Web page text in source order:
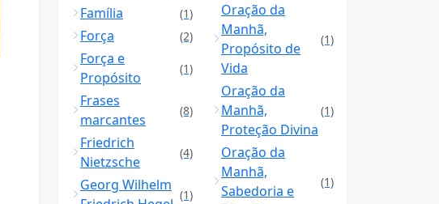
Família (1)
Força (2)
Força e
Propósito
(1)
Frases
marcantes
(8)
Friedrich
Nietzsche
(4)
Georg Wilhelm
(1)
Oração da
Manhã,
Propósito de
Vida
(1)
Oração da
Manhã,
Proteção Divina
(1)
Oração da
Manhã,
Sabedoria e
(1)